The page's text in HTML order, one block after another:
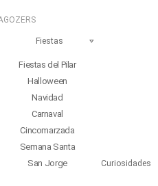
Fiestas
Fiestas del Pilar
Halloween
Navidad
Carnaval
Cincomarzada
Semana Santa
San Jorge
Curiosidades